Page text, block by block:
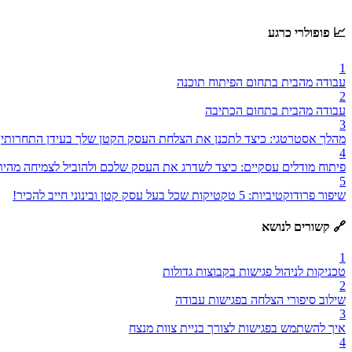
📈 פופולרי כרגע
1
עבודה מהבית בתחום הפיתוח תוכנה
2
עבודה מהבית בתחום הכתיבה
3
מהלך אסטרטגי: כיצד לתכנן את הצלחת העסק הקטן שלך בעידן התחרותי
4
פיתוח מודלים עסקיים: כיצד לשדרג את העסק שלכם ולהוביל לצמיחה
5
שיפור פרודוקטיביות: 5 טקטיקות שכל בעל עסק קטן ובינוני חייב להכיר!
🔗 קשורים לנושא
1
טכניקות לניהול פגישות בקבוצות גדולות
2
שילוב סיפורי הצלחה בפגישות עבודה
3
איך להשתמש בפגישות לצורך בניית צוות מנצח
4